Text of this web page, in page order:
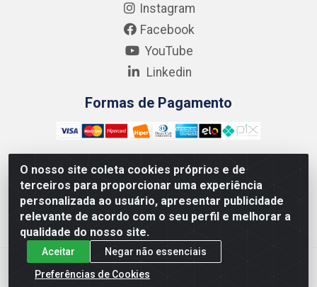
O nosso site coleta cookies próprios e de
terceiros para proporcionar uma experiência
personalizada ao usuário, apresentar publicidade
relevante de acordo com o seu perfil e melhorar a
qualidade do nosso site.
Aceitar
Negar não essenciais
Preferências de Cookies
Instagram
Facebook
YouTube
Linkedin
Formas de Pagamento
Kgmlan Distribuidora LTDA - CNPJ 18.217.682/0001-54 -
Rua Pedro de Barros Cavalcante, 58 - Bultrins, Olinda/PE
- CEP 53320-110